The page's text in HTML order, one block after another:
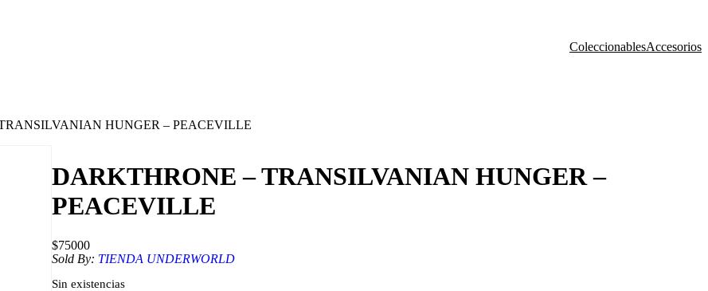
ColeccionablesAccesorios
HUNGER – PEACEVILLE
DARKTHRONE – TRANSILVANIAN HUNGER –
PEACEVILLE
$75000
Sold By: TIENDA UNDERWORLD
Sin existencias